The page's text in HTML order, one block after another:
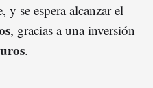
y se espera alcanzar el
, gracias a una inversión
.